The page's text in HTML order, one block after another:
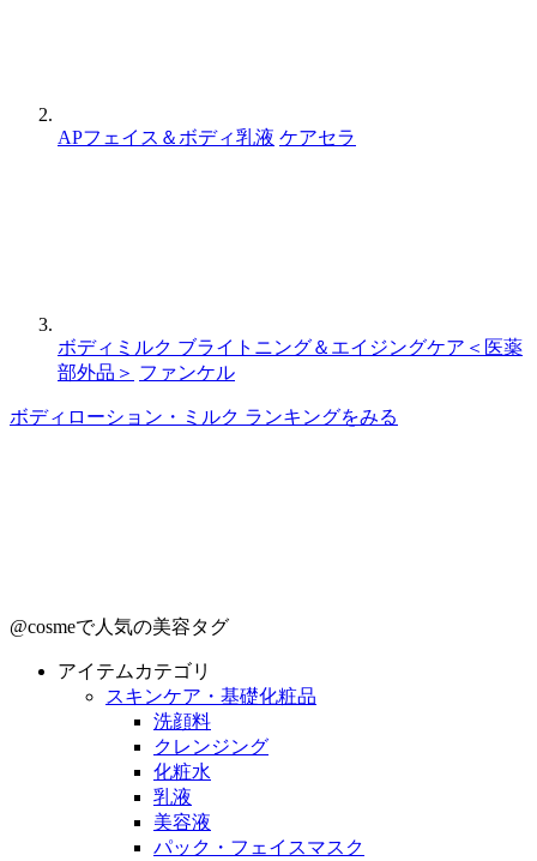
APフェイス＆ボディ乳液 ケアセラ
ボディミルク ブライトニング＆エイジングケア＜医薬
部外品＞ ファンケル
ボディローション・ミルク ランキングをみる
@cosmeで人気の美容タグ
アイテムカテゴリ
スキンケア・基礎化粧品
洗顔料
クレンジング
化粧水
乳液
美容液
パック・フェイスマスク